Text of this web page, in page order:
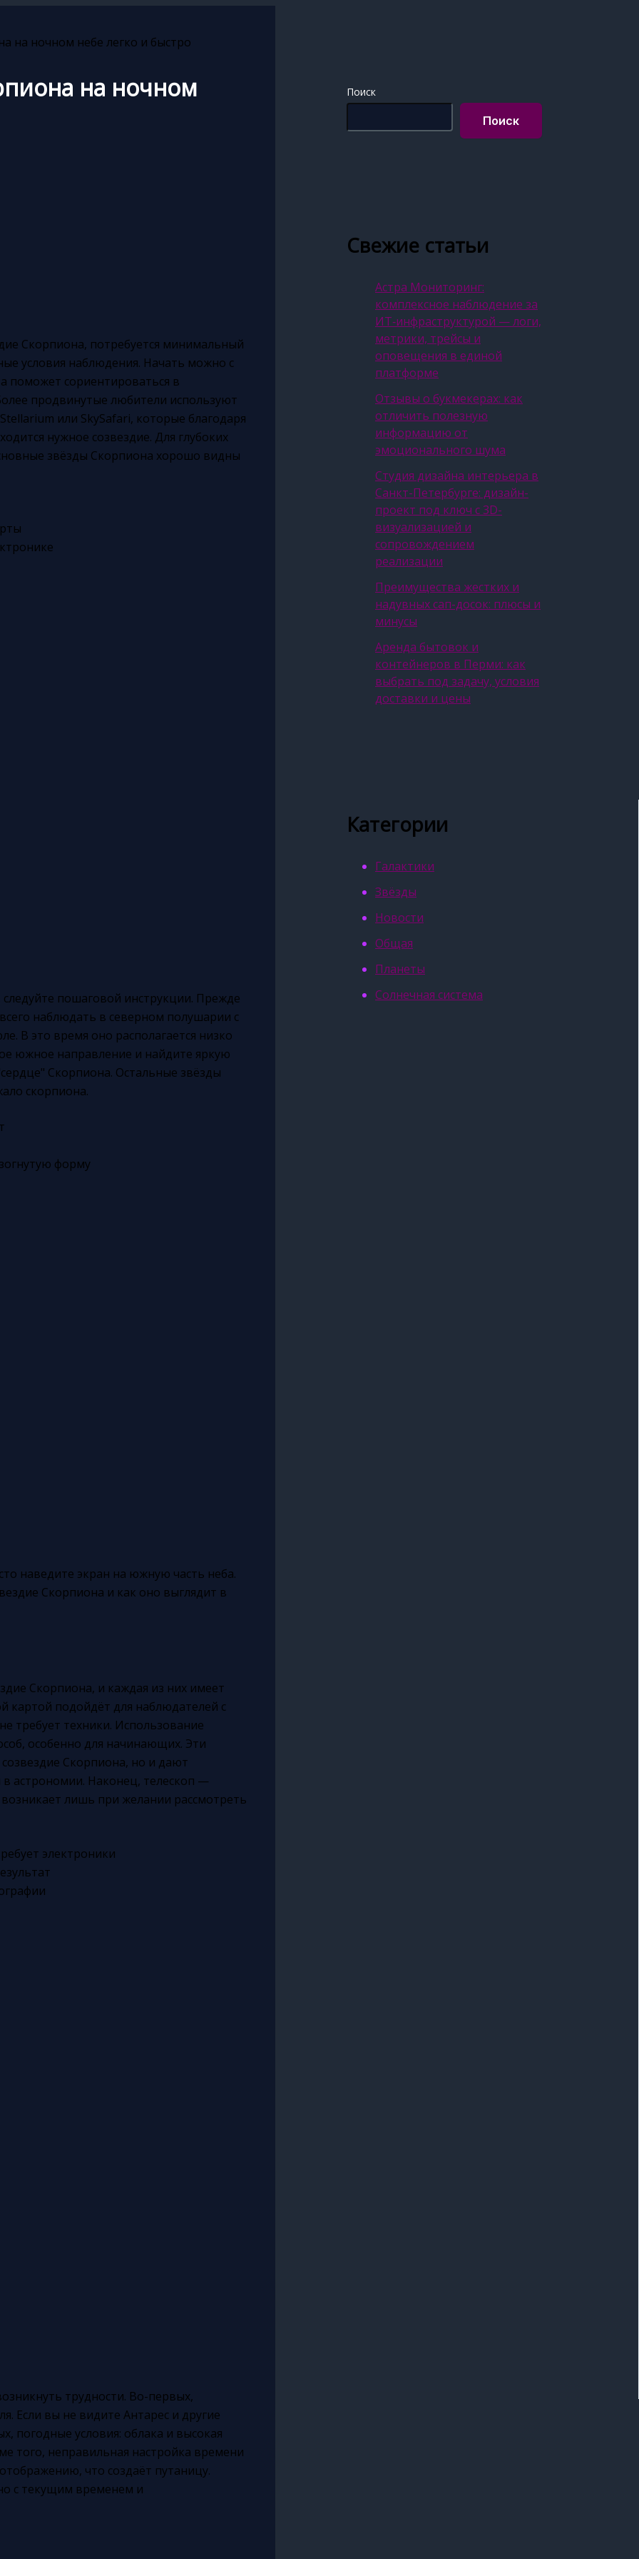
на ночном небе легко и быстро
на ночном
Скорпиона, потребуется минимальный
условия наблюдения. Начать можно с
поможет сориентироваться в
продвинутые любители используют
или SkySafari, которые благодаря
нужное созвездие. Для глубоких
звёзды Скорпиона хорошо видны
пошаговой инструкции. Прежде
наблюдать в северном полушарии с
В это время оно располагается низко
южное направление и найдите яркую
Скорпиона. Остальные звёзды
скорпиона.
форму
наведите экран на южную часть неба.
Скорпиона и как оно выглядит в
Скорпиона, и каждая из них имеет
картой подойдёт для наблюдателей с
требует техники. Использование
особенно для начинающих. Эти
Скорпиона, но и дают
астрономии. Наконец, телескоп —
лишь при желании рассмотреть
электроники
трудности. Во-первых,
Если вы не видите Антарес и другие
погодные условия: облака и высокая
того, неправильная настройка времени
что создаёт путаницу.
с текущим временем и
Поиск
Поиск
Свежие статьи
Астра Мониторинг:
комплексное наблюдение за
ИТ‑инфраструктурой — логи,
метрики, трейсы и
оповещения в единой
платформе
Отзывы о букмекерах: как
отличить полезную
информацию от
эмоционального шума
Студия дизайна интерьера в
Санкт-Петербурге: дизайн-
проект под ключ с 3D-
визуализацией и
сопровождением
реализации
Преимущества жестких и
надувных сап-досок: плюсы и
минусы
Аренда бытовок и
контейнеров в Перми: как
выбрать под задачу, условия
доставки и цены
Категории
Галактики
Звёзды
Новости
Общая
Планеты
Солнечная система